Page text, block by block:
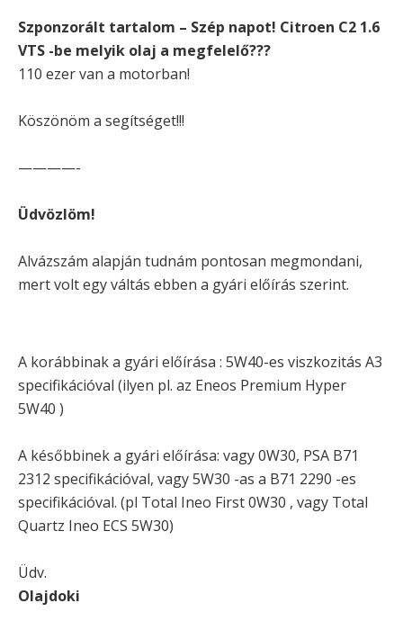
Szponzorált tartalom – Szép napot! Citroen C2 1.6
VTS -be melyik olaj a megfelelő???
110 ezer van a motorban!
Köszönöm a segítséget!!!
————-
Üdvözlöm!
Alvázszám alapján tudnám pontosan megmondani,
mert volt egy váltás ebben a gyári előírás szerint.
A korábbinak a gyári előírása : 5W40-es viszkozitás A3
specifikációval (ilyen pl. az Eneos Premium Hyper
5W40 )
A későbbinek a gyári előírása: vagy 0W30, PSA B71
2312 specifikációval, vagy 5W30 -as a B71 2290 -es
specifikációval. (pl Total Ineo First 0W30 , vagy Total
Quartz Ineo ECS 5W30)
Üdv.
Olajdoki